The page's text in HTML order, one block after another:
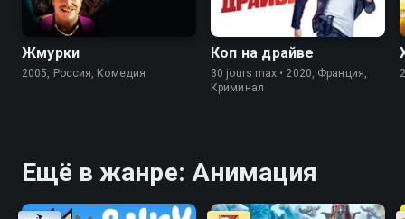
Жмурки
2005, Россия, Комедия
Коп на драйве
30 jours max • 2020, Франция,
Криминал
Ещё в жанре: Анимация